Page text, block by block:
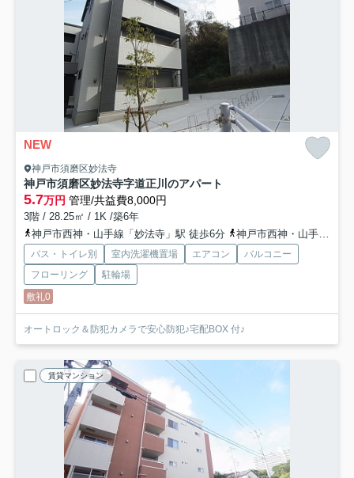
NEW
神戸市須磨区妙法寺
神戸市須磨区妙法寺字道正川のアパート
5.7万円 管理/共益費8,000円
3階 / 28.25㎡ / 1K /築6年
神戸市西神・山手線「妙法寺」駅 徒歩6分
神戸市西神・山手線「名谷」駅 徒歩24分
バス・トイレ別 室内洗濯機置場 エアコン
バルコニー
フローリング
駐輪場
敷礼0
オートロック＆防犯カメラで安心防犯♪宅配BOX 付♪
賃貸マンション